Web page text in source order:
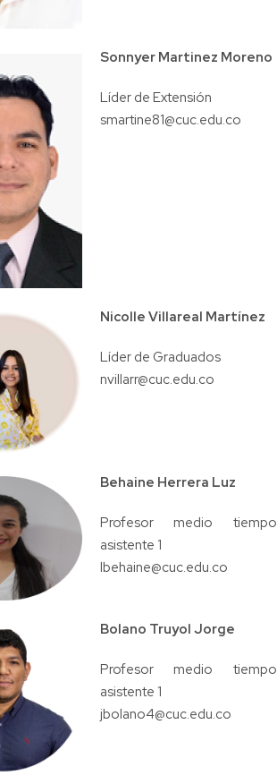
Sonnyer Martinez Moreno
Líder de Extensión
smartine81@cuc.edu.co
Nicolle Villareal Martínez
Líder de Graduados
nvillarr@cuc.edu.co
Behaine Herrera Luz
Profesor medio tiempo
asistente 1
lbehaine@cuc.edu.co
Bolano Truyol Jorge
Profesor medio tiempo
asistente 1
jbolano4@cuc.edu.co